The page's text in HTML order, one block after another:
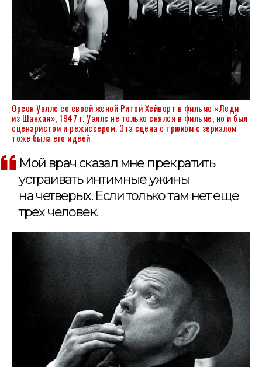
Орсон Уэллс со своей женой Ритой Хейворт в фильме «Леди
из Шанхая», 1947 г. Уэллс не только снялся в фильме, но и был
сценаристом и режиссером. Эта сцена с трюком с зеркалом
тоже была его идеей
Мой врач сказал мне прекратить
устраивать интимные ужины
на четверых. Если только там нет еще
трех человек.